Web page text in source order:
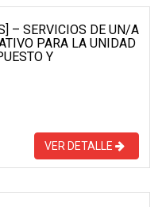
– SERVICIOS DE UN/A
PARA LA UNIDAD
Y
VER DETALLE